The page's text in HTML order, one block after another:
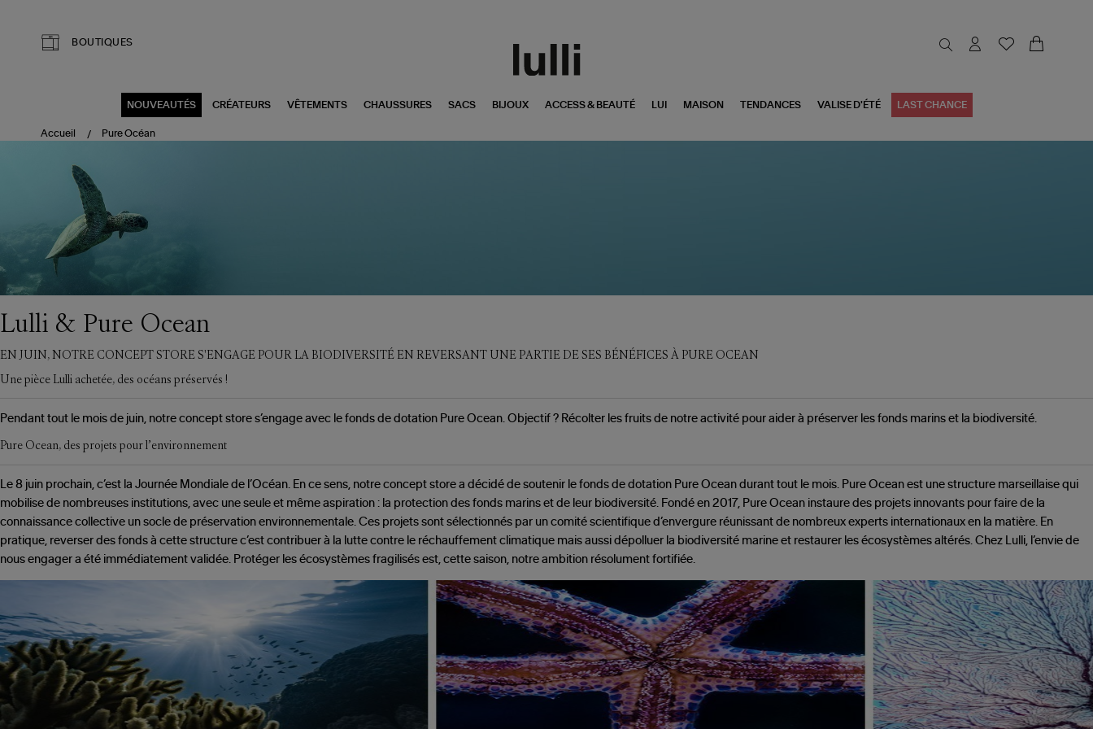
BOUTIQUES
NOUVEAUTÉS CRÉATEURS VÊTEMENTS CHAUSSURES SACS BIJOUX ACCESS & BEAUTÉ LUI MAISON TENDANCES VALISE D'ÉTÉ LAST CHANCE
Accueil Pure Océan
Lulli & Pure Ocean
EN JUIN, NOTRE CONCEPT STORE S'ENGAGE POUR LA BIODIVERSITÉ EN REVERSANT UNE PARTIE DE SES BÉNÉFICES À PURE OCEAN
Une pièce Lulli achetée, des océans préservés !
Pendant tout le mois de juin, notre concept store s’engage avec le fonds de dotation Pure Ocean. Objectif ? Récolter les fruits de notre activité pour aider à préserver les fonds marins et la biodiversité.
Pure Ocean, des projets pour l’environnement
Le 8 juin prochain, c’est la Journée Mondiale de l’Océan. En ce sens, notre concept store a décidé de soutenir le fonds de dotation Pure Ocean durant tout le mois. Pure Ocean est une structure marseillaise qui
mobilise de nombreuses institutions, avec une seule et même aspiration : la protection des fonds marins et de leur biodiversité. Fondé en 2017, Pure Ocean instaure des projets innovants pour faire de la
connaissance collective un socle de préservation environnementale. Ces projets sont sélectionnés par un comité scientifique d’envergure réunissant de nombreux experts internationaux en la matière. En
pratique, reverser des fonds à cette structure c’est contribuer à la lutte contre le réchauffement climatique mais aussi dépolluer la biodiversité marine et restaurer les écosystèmes altérés. Chez Lulli, l’envie de
nous engager a été immédiatement validée. Protéger les écosystèmes fragilisés est, cette saison, notre ambition résolument fortifiée.